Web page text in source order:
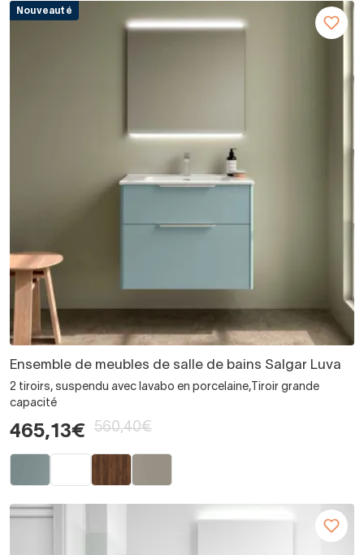
Nouveauté
Ensemble de meubles de salle de bains Salgar Luva
2 tiroirs, suspendu avec lavabo en porcelaine,Tiroir grande
capacité
465,13€ 560,40€